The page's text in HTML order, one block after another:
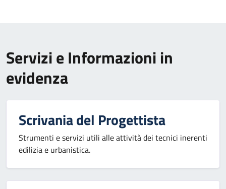
Servizi e Informazioni in
evidenza
Scrivania del Progettista
Strumenti e servizi utili alle attività dei tecnici inerenti
edilizia e urbanistica.